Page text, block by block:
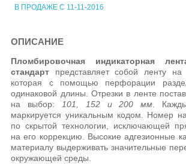
В ПРОДАЖЕ С 11-11-2016
ОПИСАНИЕ
Пломбировочная индикаторная
стандарт представляет собой ленту
которая с помощью перфорации
одинаковой длины. Отрезки в ленте
на выбор: 101, 152 и 200 мм.
маркируется уникальным кодом. Номер
по скрытой технологии, исключающей
на его коррекцию. Высокие адгезионные
материалу выдерживать значительные
окружающей среды.